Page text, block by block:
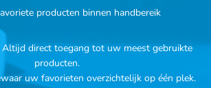
producten binnen handbereik
Altijd direct toegang tot uw meest gebruikte
producten.
uw favorieten overzichtelijk op één plek.